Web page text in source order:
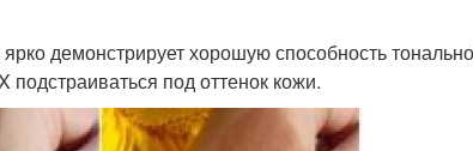
демонстрирует хорошую способность
под оттенок кожи.